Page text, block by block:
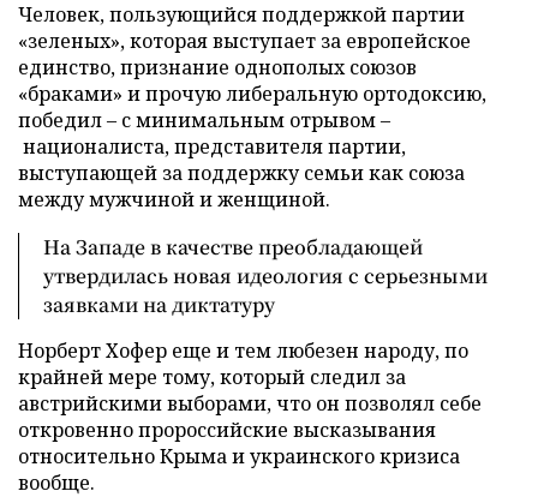
Человек, пользующийся поддержкой партии
«зеленых», которая выступает за европейское
единство, признание однополых союзов
«браками» и прочую либеральную ортодоксию,
победил – с минимальным отрывом –
националиста, представителя партии,
выступающей за поддержку семьи как союза
между мужчиной и женщиной.
На Западе в качестве преобладающей
утвердилась новая идеология с серьезными
заявками на диктатуру
Норберт Хофер еще и тем любезен народу, по
крайней мере тому, который следил за
австрийскими выборами, что он позволял себе
откровенно пророссийские высказывания
относительно Крыма и украинского кризиса
вообще.